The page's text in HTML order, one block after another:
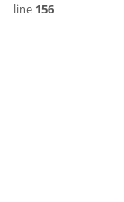
line 156